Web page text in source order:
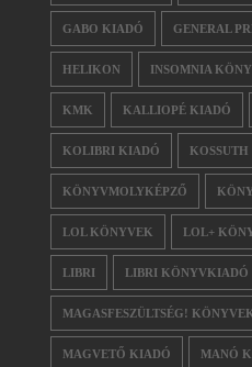
GABO KIADÓ GENERAL
HELIKON INSOMNIA
KMK KALLIOPÉ KIADÓ
KOLIBRI KIADÓ KOSSUTH
KÖNYVMOLYKÉPZŐ
LOL KÖNYVEK LOL+
LIBRI LIBRI KÖNYVKIADÓ
MAGASFESZÜLTSÉG!
MAGVETŐ KIADÓ MANÓ